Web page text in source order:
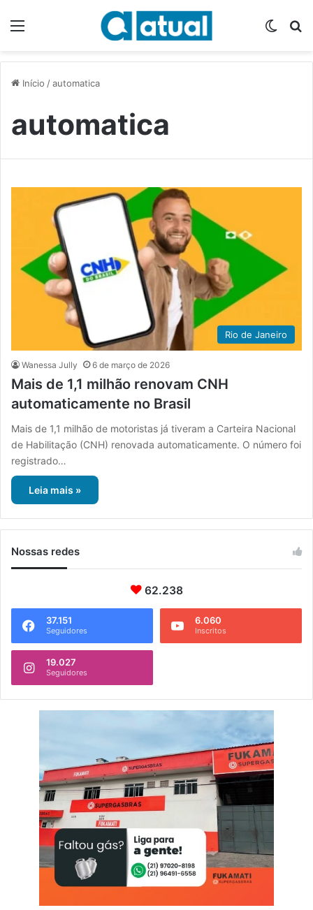
Início /automatica
automatica
Rio de Janeiro
Wanessa Jully 6 de março de 2026
Mais de 1,1 milhão renovam CNH
automaticamente no Brasil
Mais de 1,1 milhão de motoristas já tiveram a Carteira Nacional
de Habilitação (CNH) renovada automaticamente. O número foi
registrado…
Leia mais »
Nossas redes
62.238
37.151
Seguidores
6.060
Inscritos
19.027
Seguidores